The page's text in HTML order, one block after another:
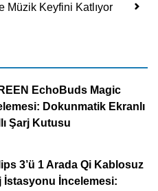
Müzik Keyfini Katlıyor
EchoBuds Magic
Dokunmatik Ekranlı
Şarj Kutusu
3’ü 1 Arada Qi Kablosuz
İstasyonu İncelemesi: